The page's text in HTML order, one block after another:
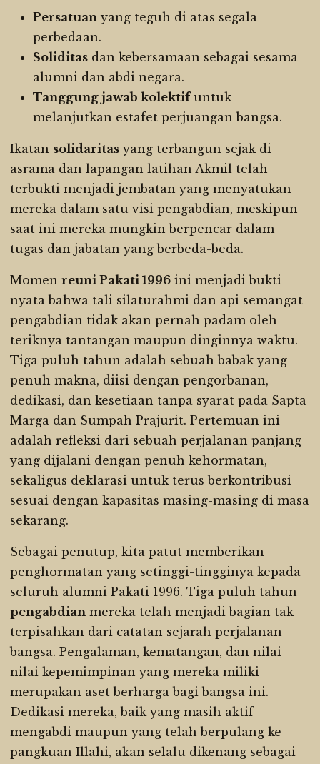
Persatuan yang teguh di atas segala
perbedaan.
Soliditas dan kebersamaan sebagai sesama
alumni dan abdi negara.
Tanggung jawab kolektifuntuk
melanjutkan estafet perjuangan bangsa.
Ikatan solidaritas yang terbangun sejak di
asrama dan lapangan latihan Akmil telah
terbukti menjadi jembatan yang menyatukan
mereka dalam satu visi pengabdian, meskipun
saat ini mereka mungkin berpencar dalam
tugas dan jabatan yang berbeda-beda.
Momen reuni Pakati 1996 ini menjadi bukti
nyata bahwa tali silaturahmi dan api semangat
pengabdian tidak akan pernah padam oleh
teriknya tantangan maupun dinginnya waktu.
Tiga puluh tahun adalah sebuah babak yang
penuh makna, diisi dengan pengorbanan,
dedikasi, dan kesetiaan tanpa syarat pada Sapta
Marga dan Sumpah Prajurit. Pertemuan ini
adalah refleksi dari sebuah perjalanan panjang
yang dijalani dengan penuh kehormatan,
sekaligus deklarasi untuk terus berkontribusi
sesuai dengan kapasitas masing-masing di masa
sekarang.
Sebagai penutup, kita patut memberikan
penghormatan yang setinggi-tingginya kepada
seluruh alumni Pakati 1996. Tiga puluh tahun
pengabdian mereka telah menjadi bagian tak
terpisahkan dari catatan sejarah perjalanan
bangsa. Pengalaman, kematangan, dan nilai-
nilai kepemimpinan yang mereka miliki
merupakan aset berharga bagi bangsa ini.
Dedikasi mereka, baik yang masih aktif
mengabdi maupun yang telah berpulang ke
pangkuan Illahi, akan selalu dikenang sebagai